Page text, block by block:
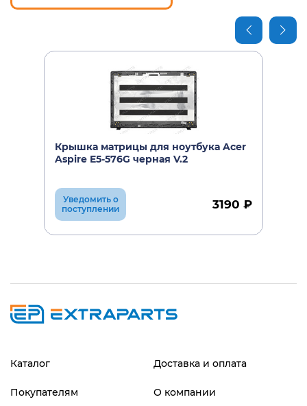
Крышка матрицы для ноутбука Acer
Aspire E5-576G черная V.2
Уведомить о
поступлении
3190 ₽
Каталог Доставка и оплата
Покупателям О компании